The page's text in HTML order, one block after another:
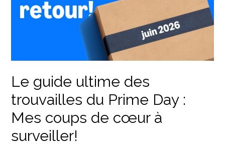
Le guide ultime des
trouvailles du Prime Day :
Mes coups de cœur à
surveiller!